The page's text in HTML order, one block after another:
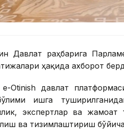
Давлат раҳбарига
ҳақида ахборот
Otinish давлат
ишга
экспертлар ва жамоат
ва тизимлаштириш